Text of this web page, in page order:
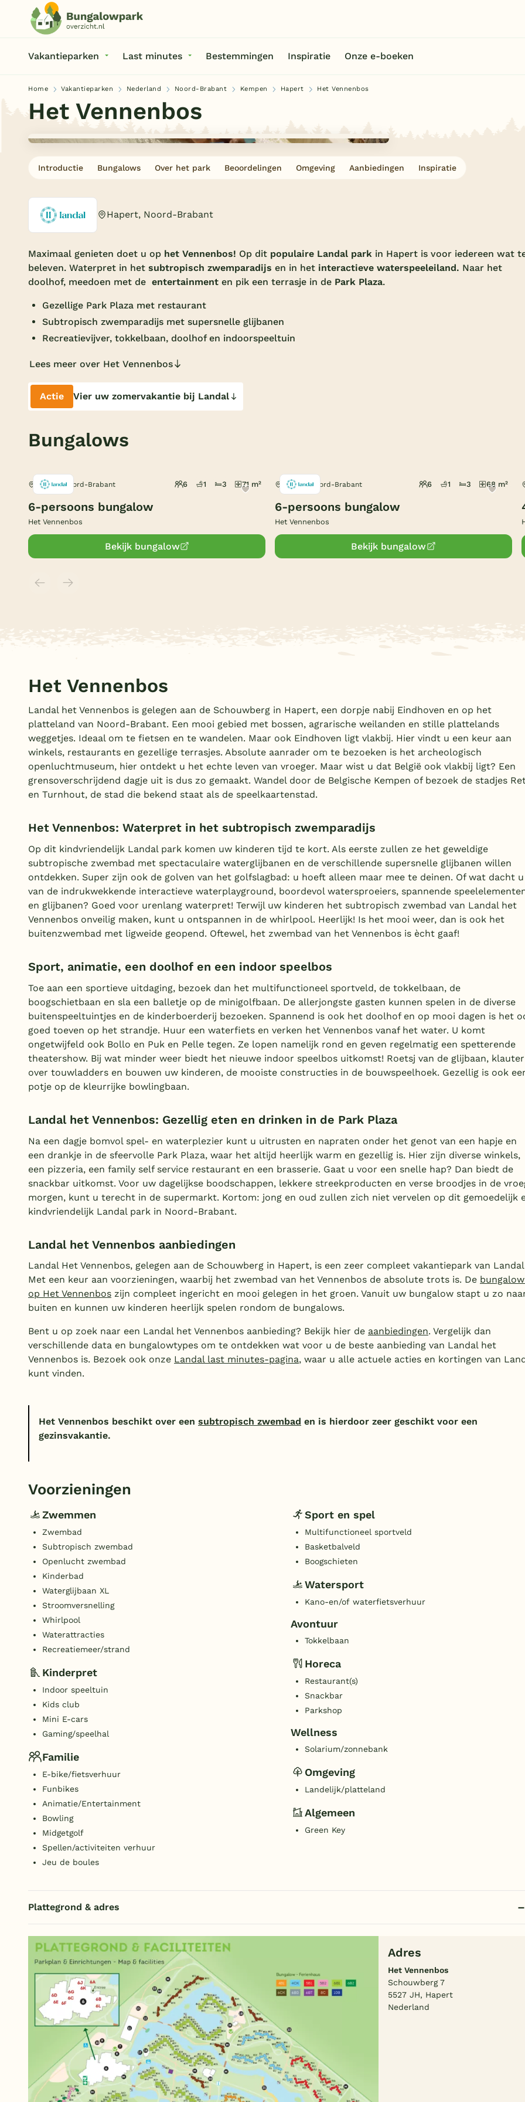
Vakantieparken Last minutes Bestemmingen Inspiratie Onze e-boeken
Home Vakantieparken Nederland Noord-Brabant Kempen Hapert Het Vennenbos
Het Vennenbos
Introductie Bungalows Over het park Beoordelingen Omgeving Aanbiedingen Inspiratie
Hapert, Noord-Brabant
Maximaal genieten doet u op het Vennenbos! Op dit populaire Landal park in Hapert is voor iedereen wat
beleven. Waterpret in het subtropisch zwemparadijs en in het interactieve waterspeeleiland. Naar het
doolhof, meedoen met de entertainment en pik een terrasje in de Park Plaza.
Gezellige Park Plaza met restaurant
Subtropisch zwemparadijs met supersnelle glijbanen
Recreatievijver, tokkelbaan, doolhof en indoorspeeltuin
Lees meer over Het Vennenbos
Actie Vier uw zomervakantie bij Landal
Bungalows
Hapert, Noord-Brabant 6 1 3 71 m²
6-persoons bungalow
Het Vennenbos
Bekijk bungalow
Hapert, Noord-Brabant 6 1 3 68 m²
6-persoons bungalow
Het Vennenbos
Bekijk bungalow
Het Vennenbos
Landal het Vennenbos is gelegen aan de Schouwberg in Hapert, een dorpje nabij Eindhoven en op het
platteland van Noord-Brabant. Een mooi gebied met bossen, agrarische weilanden en stille plattelands
weggetjes. Ideaal om te fietsen en te wandelen. Maar ook Eindhoven ligt vlakbij. Hier vindt u een keur aan
winkels, restaurants en gezellige terrasjes. Absolute aanrader om te bezoeken is het archeologisch
openluchtmuseum, hier ontdekt u het echte leven van vroeger. Maar wist u dat België ook vlakbij ligt? Een
grensoverschrijdend dagje uit is dus zo gemaakt. Wandel door de Belgische Kempen of bezoek de stadjes
en Turnhout, de stad die bekend staat als de speelkaartenstad.
Het Vennenbos: Waterpret in het subtropisch zwemparadijs
Op dit kindvriendelijk Landal park komen uw kinderen tijd te kort. Als eerste zullen ze het geweldige
subtropische zwembad met spectaculaire waterglijbanen en de verschillende supersnelle glijbanen willen
ontdekken. Super zijn ook de golven van het golfslagbad: u hoeft alleen maar mee te deinen. Of wat dacht u
van de indrukwekkende interactieve waterplayground, boordevol watersproeiers, spannende
en glijbanen? Goed voor urenlang waterpret! Terwijl uw kinderen het subtropisch zwembad van Landal het
Vennenbos onveilig maken, kunt u ontspannen in de whirlpool. Heerlijk! Is het mooi weer, dan is ook het
buitenzwembad met ligweide geopend. Oftewel, het zwembad van het Vennenbos is ècht gaaf!
Sport, animatie, een doolhof en een indoor speelbos
Toe aan een sportieve uitdaging, bezoek dan het multifunctioneel sportveld, de tokkelbaan, de
boogschietbaan en sla een balletje op de minigolfbaan. De allerjongste gasten kunnen spelen in de diverse
buitenspeeltuintjes en de kinderboerderij bezoeken. Spannend is ook het doolhof en op mooi dagen is het
goed toeven op het strandje. Huur een waterfiets en verken het Vennenbos vanaf het water. U komt
ongetwijfeld ook Bollo en Puk en Pelle tegen. Ze lopen namelijk rond en geven regelmatig een spetterende
theatershow. Bij wat minder weer biedt het nieuwe indoor speelbos uitkomst! Roetsj van de glijbaan, klauter
over touwladders en bouwen uw kinderen, de mooiste constructies in de bouwspeelhoek. Gezellig is ook
potje op de kleurrijke bowlingbaan.
Landal het Vennenbos: Gezellig eten en drinken in de Park Plaza
Na een dagje bomvol spel- en waterplezier kunt u uitrusten en napraten onder het genot van een hapje en
een drankje in de sfeervolle Park Plaza, waar het altijd heerlijk warm en gezellig is. Hier zijn diverse winkels,
een pizzeria, een family self service restaurant en een brasserie. Gaat u voor een snelle hap? Dan biedt de
snackbar uitkomst. Voor uw dagelijkse boodschappen, lekkere streekproducten en verse broodjes in de
morgen, kunt u terecht in de supermarkt. Kortom: jong en oud zullen zich niet vervelen op dit gemoedelijk
kindvriendelijk Landal park in Noord-Brabant.
Landal het Vennenbos aanbiedingen
Landal Het Vennenbos, gelegen aan de Schouwberg in Hapert, is een zeer compleet vakantiepark van
Met een keur aan voorzieningen, waarbij het zwembad van het Vennenbos de absolute trots is. De
op Het Vennenbos zijn compleet ingericht en mooi gelegen in het groen. Vanuit uw bungalow stapt u zo
buiten en kunnen uw kinderen heerlijk spelen rondom de bungalows.
Bent u op zoek naar een Landal het Vennenbos aanbieding? Bekijk hier de aanbiedingen. Vergelijk dan
verschillende data en bungalowtypes om te ontdekken wat voor u de beste aanbieding van Landal het
Vennenbos is. Bezoek ook onze Landal last minutes-pagina, waar u alle actuele acties en kortingen van
kunt vinden.
Het Vennenbos beschikt over een subtropisch zwembad en is hierdoor zeer geschikt voor een
gezinsvakantie.
Voorzieningen
Zwemmen
Zwembad
Subtropisch zwembad
Openlucht zwembad
Kinderbad
Waterglijbaan XL
Stroomversnelling
Whirlpool
Waterattracties
Recreatiemeer/strand
Kinderpret
Indoor speeltuin
Kids club
Mini E-cars
Gaming/speelhal
Familie
E-bike/fietsverhuur
Funbikes
Animatie/Entertainment
Bowling
Midgetgolf
Spellen/activiteiten verhuur
Jeu de boules
Sport en spel
Multifunctioneel sportveld
Basketbalveld
Boogschieten
Watersport
Kano-en/of waterfietsverhuur
Avontuur
Tokkelbaan
Horeca
Restaurant(s)
Snackbar
Parkshop
Wellness
Solarium/zonnebank
Omgeving
Landelijk/platteland
Algemeen
Green Key
Plattegrond & adres
Adres
Het Vennenbos
Schouwberg 7
5527 JH, Hapert
Nederland